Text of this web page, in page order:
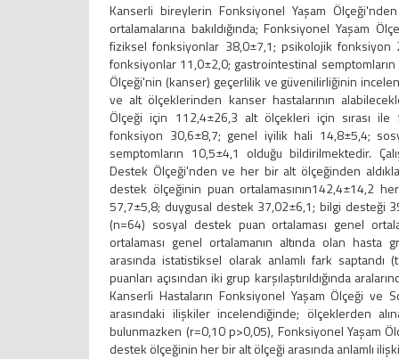
Kanserli bireylerin Fonksiyonel Yaşam
ortalamalarına bakıldığında; Fonksiyonel Yaşam
fiziksel fonksiyonlar 38,0±7,1; psikolojik
fonksiyonlar 11,0±2,0; gastrointestinal
Ölçeği'nin (kanser) geçerlilik ve güvenilirliğinin
ve alt ölçeklerinden kanser hastalarının
Ölçeği için 112,4±26,3 alt ölçekleri için sırası
fonksiyon 30,6±8,7; genel iyilik hali 14,8±5,4;
semptomların 10,5±4,1 olduğu bildirilmektedir.
Destek Ölçeği'nden ve her bir alt ölçeğinden
destek ölçeğinin puan ortalamasının142,4±14,2
57,7±5,8; duygusal destek 37,02±6,1; bilgi desteği
(n=64) sosyal destek puan ortalaması genel
ortalaması genel ortalamanın altında olan hasta
arasında istatistiksel olarak anlamlı fark saptandı
puanları açısından iki grup karşılaştırıldığında
Kanserli Hastaların Fonksiyonel Yaşam Ölçeği ve
arasındaki ilişkiler incelendiğinde; ölçeklerden
bulunmazken (r=0,10 p>0,05), Fonksiyonel Yaşam
destek ölçeğinin her bir alt ölçeği arasında anlamlı